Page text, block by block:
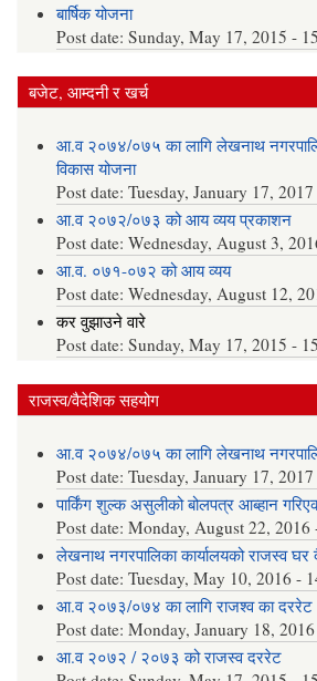
बार्षिक योजना
Post date:Sunday, May 17, 2015 -
बजेट, आम्दनी र खर्च
आ.व २०७४/०७५ का लागि लेखनाथ
विकास योजना
Post date:Tuesday, January 17,
आ.व २०७२/०७३ को आय व्यय प्रकाशन
Post date:Wednesday, August 3,
आ.व. ०७१-०७२ को आय व्यय
Post date:Wednesday, August 12,
कर वुझाउने वारे
Post date:Sunday, May 17, 2015 -
राजस्व/वैदेशिक सहयोग
आ.व २०७४/०७५ का लागि लेखनाथ
Post date:Tuesday, January 17,
पार्किंग शुल्क असुलीको बोलपत्र आब्हान
Post date:Monday, August 22, 2016
लेखनाथ नगरपालिका कार्यालयको राजस्व घर
Post date:Tuesday, May 10, 2016 -
आ.व २०७३/०७४ का लागि राजश्व का दररेट
Post date:Monday, January 18,
आ.व २०७२ / २०७३ को राजस्व दररेट